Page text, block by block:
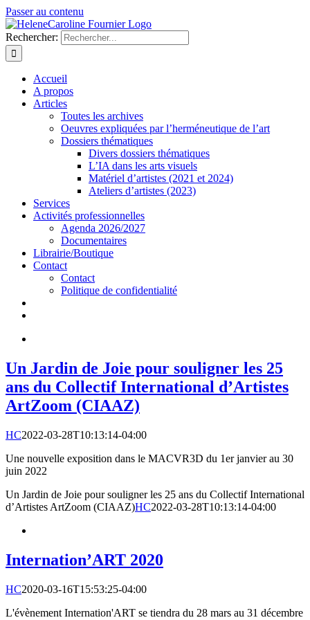
Passer au contenu
Rechercher:
Accueil
A propos
Articles
Toutes les archives
Oeuvres expliquées par l’herméneutique de l’art
Dossiers thématiques
Divers dossiers thématiques
L’IA dans les arts visuels
Matériel d’artistes (2021 et 2024)
Ateliers d’artistes (2023)
Services
Activités professionnelles
Agenda 2026/2027
Documentaires
Librairie/Boutique
Contact
Contact
Politique de confidentialité
Un Jardin de Joie pour souligner les 25
ans du Collectif International d’Artistes
ArtZoom (CIAAZ)
HC2022-03-28T10:13:14-04:00
Une nouvelle exposition dans le MACVR3D du 1er janvier au 30
juin 2022
Un Jardin de Joie pour souligner les 25 ans du Collectif International
d’Artistes ArtZoom (CIAAZ)HC2022-03-28T10:13:14-04:00
Internation’ART 2020
HC2020-03-16T15:53:25-04:00
L'évènement Internation'ART se tiendra du 28 mars au 31 décembre